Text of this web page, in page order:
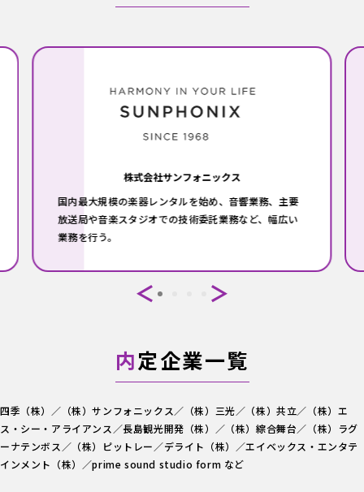
株式会社サンフォニックス
国内最大規模の楽器レンタルを始め、音響業務、主要
放送局や音楽スタジオでの技術委託業務など、幅広い
業務を行う。
内定企業一覧
四季（株）／（株）サンフォニックス／（株）三光／（株）共立／（株）エ
ス・シー・アライアンス／長島観光開発（株）／（株）綜合舞台／（株）ラグ
ーナテンボス／（株）ピットレー／デライト（株）／エイベックス・エンタテ
インメント（株）／prime sound studio form など